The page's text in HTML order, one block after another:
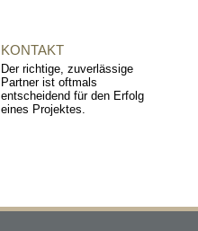
KONTAKT
Der richtige, zuverlässige
Partner ist oftmals
entscheidend für den Erfolg
eines Projektes.